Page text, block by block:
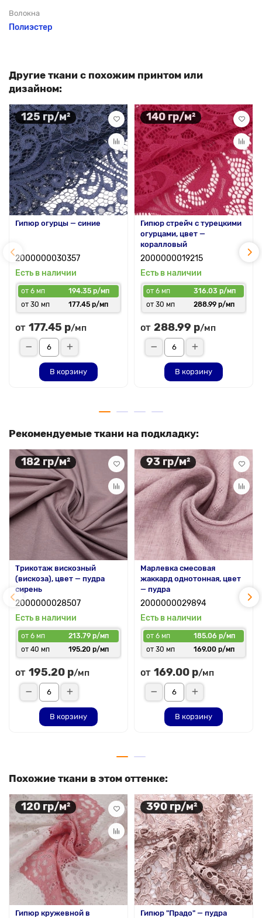
Волокна
Полиэстер
Другие ткани с похожим принтом или
дизайном:
125 гр/м²
Гипюр огурцы — синие
2000000030357
Есть в наличии
от 6 мп
194.35 р/мп
от 30 мп
177.45 р/мп
от 177.45 р/мп
В корзину
140 гр/м²
Гипюр стрейч с турецкими
огурцами, цвет —
коралловый
2000000019215
Есть в наличии
от 6 мп
316.03 р/мп
от 30 мп
288.99 р/мп
от 288.99 р/мп
В корзину
Рекомендуемые ткани на подкладку:
182 гр/м²
Трикотаж вискозный
(вискоза), цвет — пудра
сирень
2000000028507
Есть в наличии
от 6 мп
213.79 р/мп
от 40 мп
195.20 р/мп
от 195.20 р/мп
В корзину
93 гр/м²
Марлевка смесовая
жаккард однотонная, цвет
— пудра
2000000029894
Есть в наличии
от 6 мп
185.06 р/мп
от 30 мп
169.00 р/мп
от 169.00 р/мп
В корзину
Похожие ткани в этом оттенке:
120 гр/м²
Гипюр кружевной в
390 гр/м²
Гипюр "Прадо" — пудра